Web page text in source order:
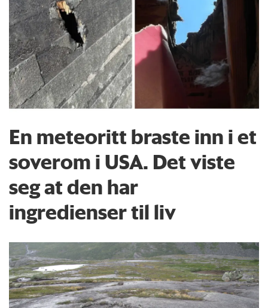
En meteoritt braste inn i et
soverom i USA. Det viste
seg at den har
ingredienser til liv